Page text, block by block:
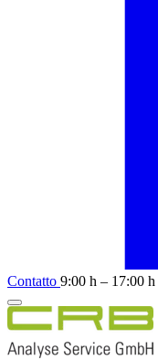
Contatto 9:00 h – 17:00 h